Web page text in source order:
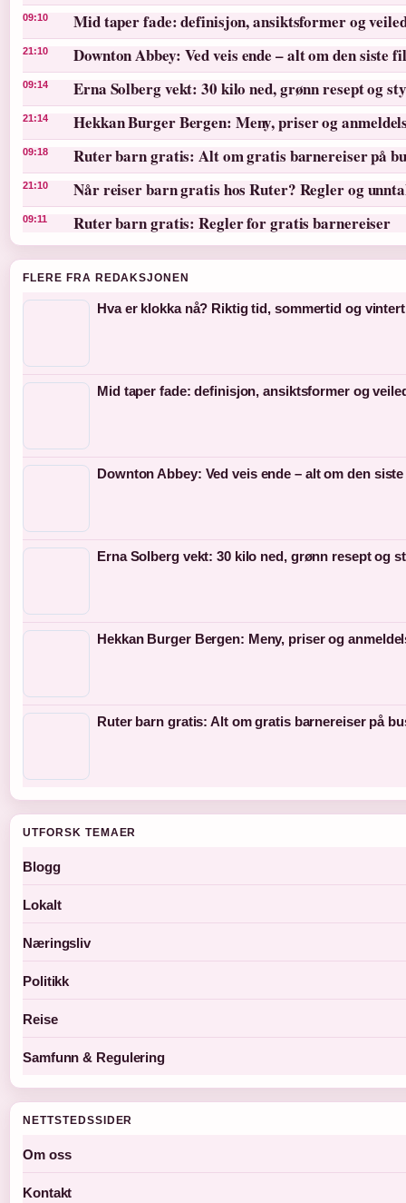
09:10 Mid taper fade: definisjon, ansiktsformer og
21:10 Downton Abbey: Ved veis ende – alt om den siste
09:14 Erna Solberg vekt: 30 kilo ned, grønn resept og
21:14 Hekkan Burger Bergen: Meny, priser og
09:18 Ruter barn gratis: Alt om gratis barnereiser på
21:10 Når reiser barn gratis hos Ruter? Regler og
09:11 Ruter barn gratis: Regler for gratis barnereiser
FLERE FRA REDAKSJONEN
Hva er klokka nå? Riktig tid, sommertid og
Mid taper fade: definisjon, ansiktsformer og
Downton Abbey: Ved veis ende – alt om den
Erna Solberg vekt: 30 kilo ned, grønn resept og
Hekkan Burger Bergen: Meny, priser og
Ruter barn gratis: Alt om gratis barnereiser på
UTFORSK TEMAER
Blogg
Lokalt
Næringsliv
Politikk
Reise
Samfunn & Regulering
NETTSTEDSSIDER
Om oss
Kontakt